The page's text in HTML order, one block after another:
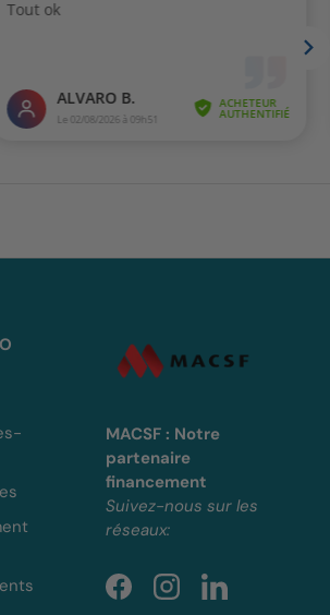
MACSF : Notre
partenaire
financement
Suivez-nous sur les
réseaux:
FacebookInstagramLinkedIn